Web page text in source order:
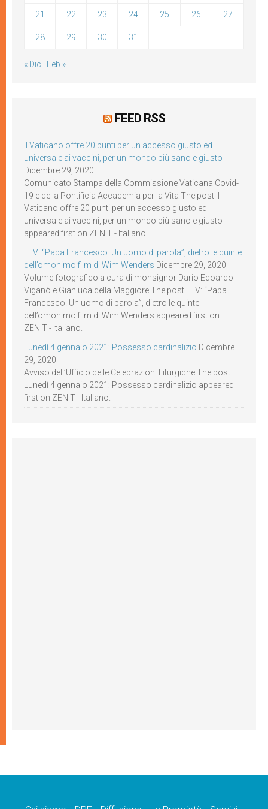
21 22 23 24 25 26 27
28 29 30 31
« Dic Feb »
FEED RSS
Il Vaticano offre 20 punti per un accesso giusto ed
universale ai vaccini, per un mondo più sano e giusto
Dicembre 29, 2020
Comunicato Stampa della Commissione Vaticana Covid-
19 e della Pontificia Accademia per la Vita The post Il
Vaticano offre 20 punti per un accesso giusto ed
universale ai vaccini, per un mondo più sano e giusto
appeared first on ZENIT - Italiano.
LEV: “Papa Francesco. Un uomo di parola”, dietro le quinte
dell’omonimo film di Wim Wenders Dicembre 29, 2020
Volume fotografico a cura di monsignor Dario Edoardo
Viganò e Gianluca della Maggiore The post LEV: “Papa
Francesco. Un uomo di parola”, dietro le quinte
dell’omonimo film di Wim Wenders appeared first on
ZENIT - Italiano.
Lunedì 4 gennaio 2021: Possesso cardinalizio Dicembre
29, 2020
Avviso dell’Ufficio delle Celebrazioni Liturgiche The post
Lunedì 4 gennaio 2021: Possesso cardinalizio appeared
first on ZENIT - Italiano.